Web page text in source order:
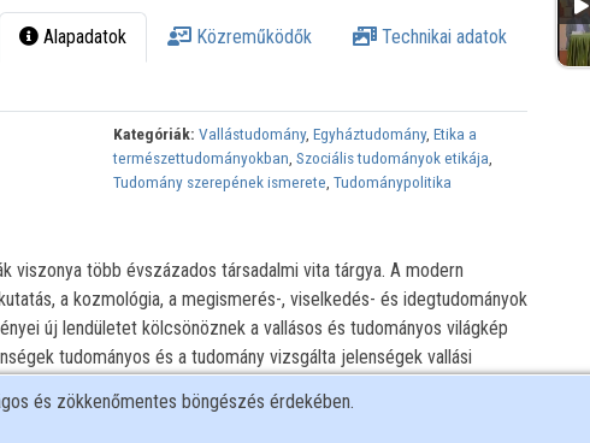
Alapadatok Közreműködők Technikai adatok
Kategóriák: Vallástudomány,Egyháztudomány,Etika a
természettudományokban,Szociális tudományok etikája,
Tudomány szerepének ismerete,Tudománypolitika
viszonya több évszázados társadalmi vita tárgya. A modern
a kozmológia, a megismerés-, viselkedés- és idegtudományok
új lendületet kölcsönöznek a vallásos és tudományos világkép
tudományos és a tudomány vizsgálta jelenségek vallási
és tudományos világmagyarázatok között? Mit jeleznek a
és zökkenőmentes böngészés érdekében.